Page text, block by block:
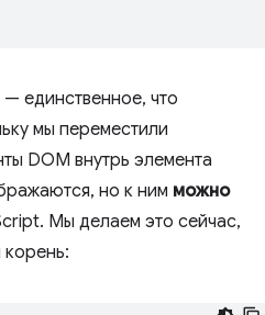
единственное, что
мы переместили
DOM внутрь элемента
но к ним можно
Мы делаем это сейчас,
корень: